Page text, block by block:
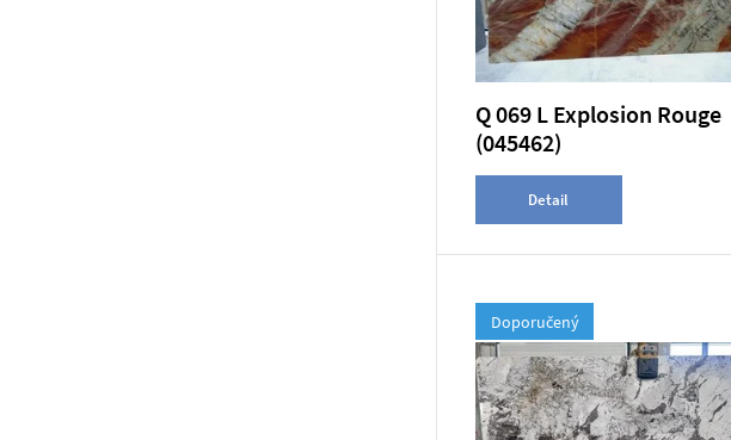
Q 069 L Explosion Rouge
(045462)
Detail
Doporučený